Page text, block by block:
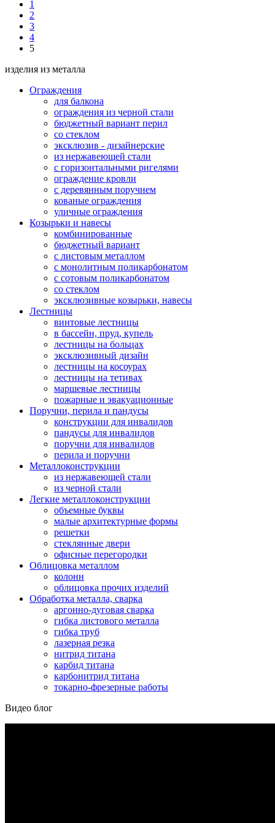
1
2
3
4
5
изделия из металла
Ограждения
для балкона
ограждения из черной стали
бюджетный вариант перил
со стеклом
эксклюзив - дизайнерские
из нержавеющей стали
с горизонтальными ригелями
ограждение кровли
с деревянным поручнем
кованые ограждения
уличные ограждения
Козырьки и навесы
комбинированные
бюджетный вариант
с листовым металлом
с монолитным поликарбонатом
с сотовым поликарбонатом
со стеклом
эксклюзивные козырьки, навесы
Лестницы
винтовые лестницы
в бассейн, пруд, купель
лестницы на больцах
эксклюзивный дизайн
лестницы на косоурах
лестницы на тетивах
маршевые лестницы
пожарные и эвакуационные
Поручни, перила и пандусы
конструкции для инвалидов
пандусы для инвалидов
поручни для инвалидов
перила и поручни
Металлоконструкции
из нержавеющей стали
из черной стали
Легкие металлоконструкции
объемные буквы
малые архитектурные формы
решетки
стеклянные двери
офисные перегородки
Облицовка металлом
колонн
облицовка прочих изделий
Обработка металла, сварка
аргонно-дуговая сварка
гибка листового металла
гибка труб
лазерная резка
нитрид титана
карбид титана
карбонитрид титана
токарно-фрезерные работы
Видео блог